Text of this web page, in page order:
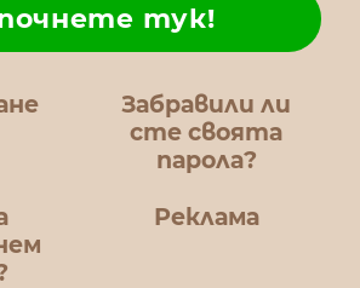
Забравили ли
сте своята
парола?
тук!
Реклама